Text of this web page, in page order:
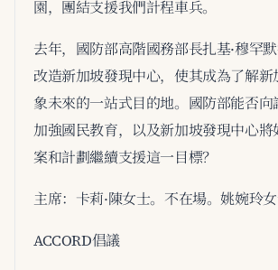
園，團結支援我們計程車兵。
去年，國防部高階國務部長扎基·穆罕
改造新加坡發現中心，使其成為了解新
象未來的一站式目的地。國防部能否
加強國民教育，以及新加坡發現中心將
案和計劃繼續支援這一目標？
主席：卡莉·陳女士。不在場。姚婉玲女
ACCORD倡議